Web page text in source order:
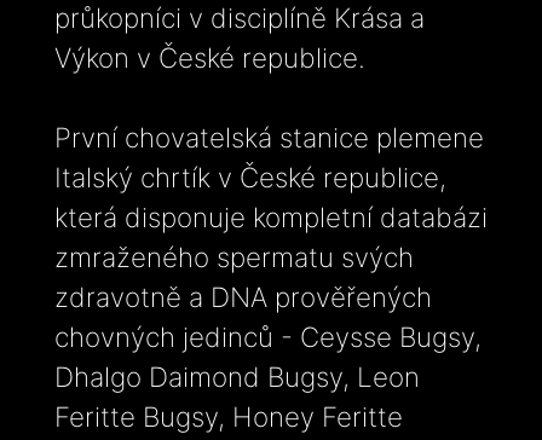
průkopníci v disciplíně Krása a
Výkon v České republice.
První chovatelská stanice plemene
Italský chrtík v České republice,
která disponuje kompletní databázi
zmraženého spermatu svých
zdravotně a DNA prověřených
chovných jedinců - Ceysse Bugsy,
Dhalgo Daimond Bugsy, Leon
Feritte Bugsy, Honey Feritte